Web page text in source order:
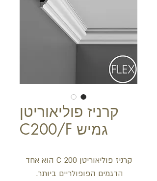
קרניז פוליאוריטן
גמיש C200/F
קרניז פוליאוריטן C 200 הוא אחד
הדגמים הפופולריים ביותר.